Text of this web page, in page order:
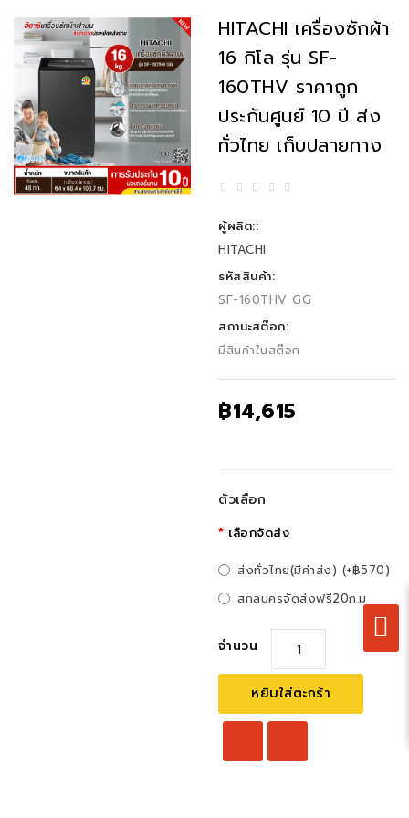
HITACHI เครื่องซักผ้า
16 กิโล รุ่น SF-
160THV ราคาถูก
ประกันศูนย์ 10 ปี ส่ง
ทั่วไทย เก็บปลายทาง
ผู้ผลิต::
HITACHI
รหัสสินค้า:
SF-160THV GG
สถานะสต๊อก:
มีสินค้าในสต๊อก
฿14,615
ตัวเลือก
เลือกจัดส่ง
ส่งทั่วไทย(มีค่าส่ง) (+฿570)
สกลนครจัดส่งฟรี20ก.ม
จำนวน
หยิบใส่ตะกร้า